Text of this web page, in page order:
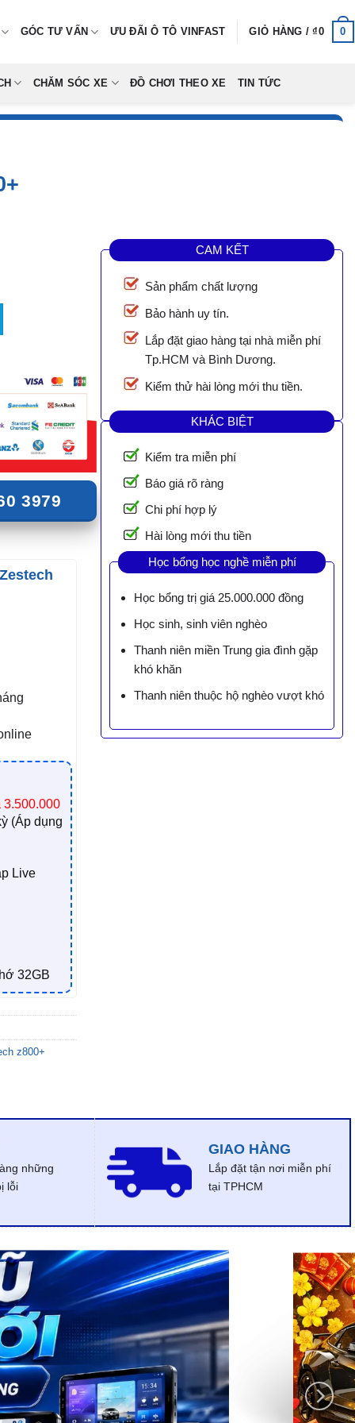
GÓC TƯ VẤN ƯU ĐÃI Ô TÔ VINFAST GIỎ HÀNG /₫0 0
CHĂM SÓC XE ĐỒ CHƠI THEO XE TIN TỨC
3979
3.500.000
(Áp dụng
Live
32GB
z800+
CAM KẾT
Sản phẩm chất lượng
Bảo hành uy tín.
Lắp đặt giao hàng tại nhà miễn phí
Tp.HCM và Bình Dương.
Kiểm thử hài lòng mới thu tiền.
KHÁC BIỆT
Kiểm tra miễn phí
Báo giá rõ ràng
Chi phí hợp lý
Hài lòng mới thu tiền
Học bổng học nghề miễn phí
Học bổng trị giá 25.000.000 đồng
Học sinh, sinh viên nghèo
Thanh niên miền Trung gia đình gặp
khó khăn
Thanh niên thuộc hộ nghèo vượt khó
những
lỗi
GIAO HÀNG
Lắp đặt tận nơi miễn phí
tại TPHCM